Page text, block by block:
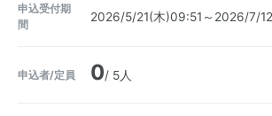
申込受付期
間
2026/5/21(木)09:51～2026/7/
申込者/定員 0/ 5人